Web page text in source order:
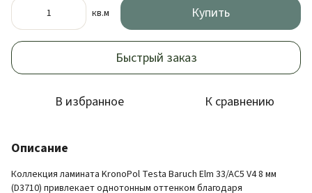
кв.м Купить
Быстрый заказ
В избранное К сравнению
Описание
Коллекция ламината KronoPol Testa Baruch Elm 33/AC5 V4 8 мм
(D3710) привлекает однотонным оттенком благодаря